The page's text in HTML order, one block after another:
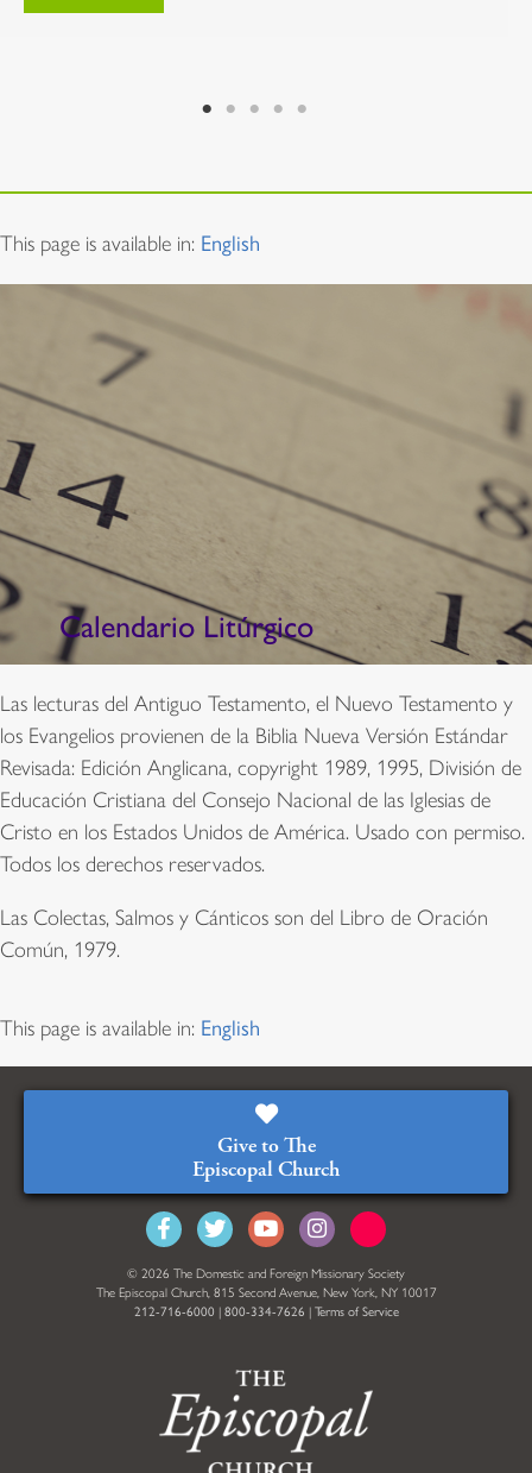
This page is available in: English
Calendario Litúrgico
Las lecturas del Antiguo Testamento, el Nuevo Testamento y
los Evangelios provienen de la Biblia Nueva Versión Estándar
Revisada: Edición Anglicana, copyright 1989, 1995, División de
Educación Cristiana del Consejo Nacional de las Iglesias de
Cristo en los Estados Unidos de América. Usado con permiso.
Todos los derechos reservados.
Las Colectas, Salmos y Cánticos son del Libro de Oración
Común, 1979.
This page is available in: English
Give to The
Episcopal Church
© 2026 The Domestic and Foreign Missionary Society
The Episcopal Church, 815 Second Avenue, New York, NY 10017
212-716-6000 | 800-334-7626 | Terms of Service